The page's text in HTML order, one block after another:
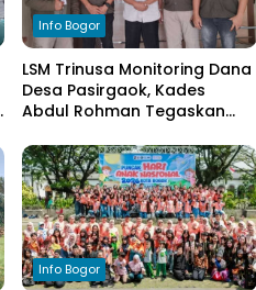
Info Bogor
LSM Trinusa Monitoring Dana
Desa Pasirgaok, Kades
Abdul Rohman Tegaskan
Pengelolaan Anggaran
Info Bogor